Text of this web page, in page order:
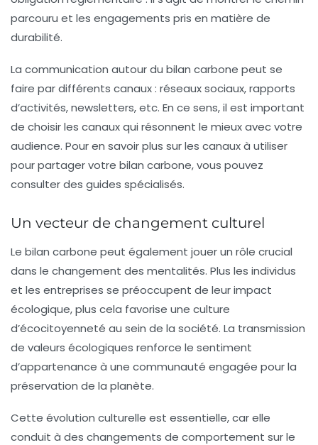
parcouru et les engagements pris en matière de
durabilité.
La communication autour du bilan carbone peut se
faire par différents canaux : réseaux sociaux, rapports
d’activités, newsletters, etc. En ce sens, il est important
de choisir les canaux qui résonnent le mieux avec votre
audience. Pour en savoir plus sur les canaux à utiliser
pour partager votre bilan carbone, vous pouvez
consulter des guides spécialisés.
Un vecteur de changement culturel
Le bilan carbone peut également jouer un rôle crucial
dans le changement des mentalités. Plus les individus
et les entreprises se préoccupent de leur impact
écologique, plus cela favorise une culture
d’écocitoyenneté au sein de la société. La transmission
de valeurs écologiques renforce le sentiment
d’appartenance à une communauté engagée pour la
préservation de la planète.
Cette évolution culturelle est essentielle, car elle
conduit à des changements de comportement sur le